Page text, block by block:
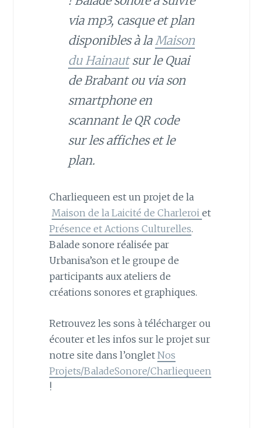
via mp3, casque et plan
disponibles à laMaison
du Hainautsur le Quai
de Brabant ou via son
smartphone en
scannant le QR code
sur les affiches et le
plan.
Charliequeen est un projet de la
Maison de la Laicité de Charleroi et
Présence et Actions Culturelles.
Balade sonore réalisée par
Urbanisa’son et le groupe de
participants aux ateliers de
créations sonores et graphiques.
Retrouvez les sons à télécharger ou
écouter et les infos sur le projet sur
notre site dans l’onglet Nos
Projets/BaladeSonore/Charliequeen
!